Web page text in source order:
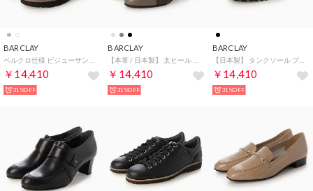
BARCLAY
￥14,410
31%OFF
BARCLAY
￥14,410
31%OFF
BARCLAY
【日本製】 タンクソール プレーン外羽 オックスフォードスタイル レースアップシューズ （BLKE）
￥14,410
31%OFF